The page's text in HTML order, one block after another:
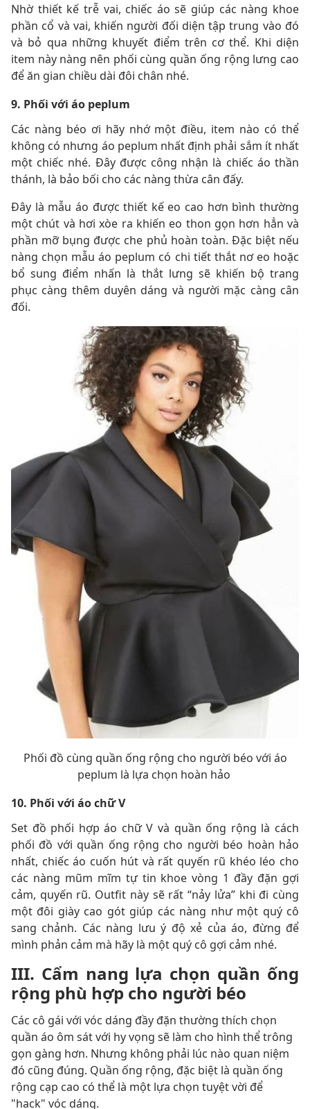
Nhờ thiết kế trễ vai, chiếc áo sẽ giúp các nàng khoe
phần cổ và vai, khiến người đối diện tập trung vào đó
và bỏ qua những khuyết điểm trên cơ thể. Khi diện
item này nàng nên phối cùng quần ống rộng lưng cao
để ăn gian chiều dài đôi chân nhé.
9. Phối với áo peplum
Các nàng béo ơi hãy nhớ một điều, item nào có thể
không có nhưng áo peplum nhất định phải sắm ít nhất
một chiếc nhé. Đây được công nhận là chiếc áo thần
thánh, là bảo bối cho các nàng thừa cân đấy.
Đây là mẫu áo được thiết kế eo cao hơn bình thường
một chút và hơi xòe ra khiến eo thon gọn hơn hẳn và
phần mỡ bụng được che phủ hoàn toàn. Đặc biệt nếu
nàng chọn mẫu áo peplum có chi tiết thắt nơ eo hoặc
bổ sung điểm nhấn là thắt lưng sẽ khiến bộ trang
phục càng thêm duyên dáng và người mặc càng cân
đối.
Phối đồ cùng quần ống rộng cho người béo với áo
peplum là lựa chọn hoàn hảo
10. Phối với áo chữ V
Set đồ phối hợp áo chữ V và quần ống rộng là cách
phối đồ với quần ống rộng cho người béo hoàn hảo
nhất, chiếc áo cuốn hút và rất quyến rũ khéo léo cho
các nàng mũm mĩm tự tin khoe vòng 1 đầy đặn gợi
cảm, quyến rũ. Outfit này sẽ rất “nảy lửa” khi đi cùng
một đôi giày cao gót giúp các nàng như một quý cô
sang chảnh. Các nàng lưu ý độ xẻ của áo, đừng để
mình phản cảm mà hãy là một quý cô gợi cảm nhé.
III. Cẩm nang lựa chọn quần ống
rộng phù hợp cho người béo
Các cô gái với vóc dáng đầy đặn thường thích chọn
quần áo ôm sát với hy vọng sẽ làm cho hình thể trông
gọn gàng hơn. Nhưng không phải lúc nào quan niệm
đó cũng đúng. Quần ống rộng, đặc biệt là quần ống
rộng cạp cao có thể là một lựa chọn tuyệt vời để
"hack" vóc dáng.